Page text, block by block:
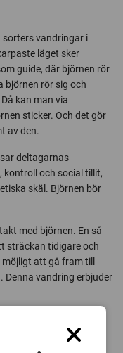
vandringar i
läget sker
guide, där björnen rör
björnen rör sig och
kan man via
sticker. Och det gör
av den.
deltagarnas
och social tillit,
skäl. Björnen bör
med björnen. En så
sträckan tidigare och
att gå fram till
Denna vandring erbjuder
Björnen är synlig i